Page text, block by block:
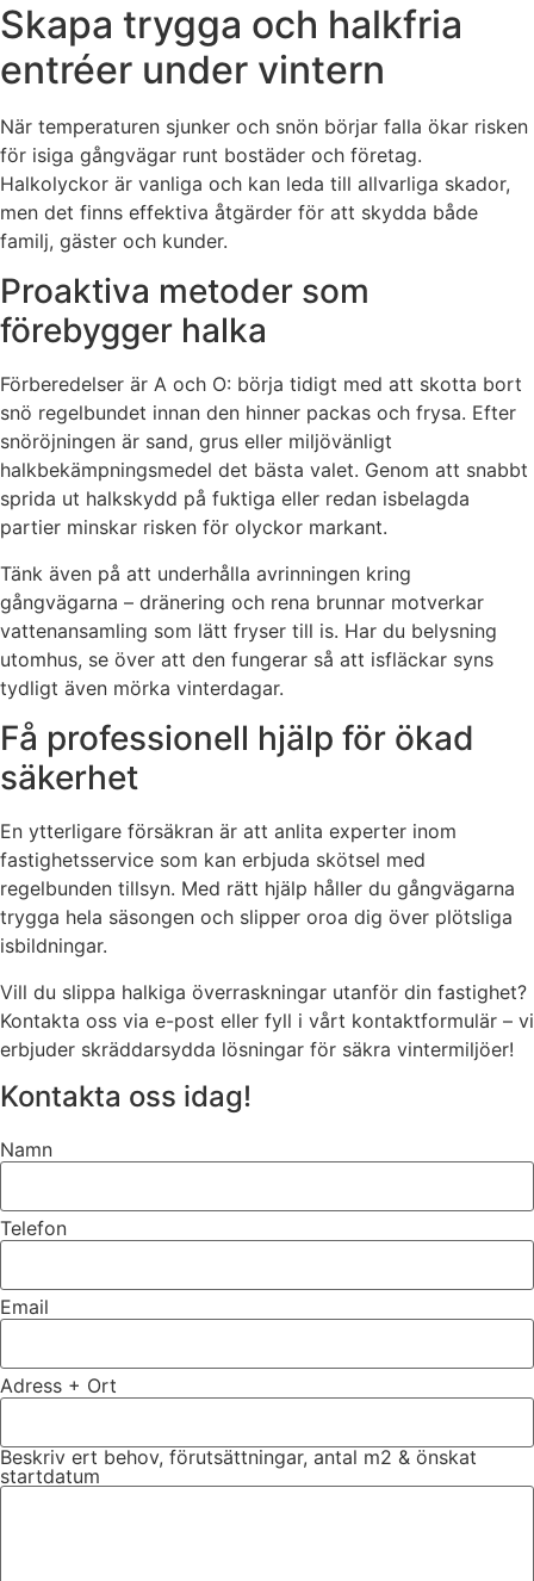
Skapa trygga och halkfria
entréer under vintern
När temperaturen sjunker och snön börjar falla ökar risken
för isiga gångvägar runt bostäder och företag.
Halkolyckor är vanliga och kan leda till allvarliga skador,
men det finns effektiva åtgärder för att skydda både
familj, gäster och kunder.
Proaktiva metoder som
förebygger halka
Förberedelser är A och O: börja tidigt med att skotta bort
snö regelbundet innan den hinner packas och frysa. Efter
snöröjningen är sand, grus eller miljövänligt
halkbekämpningsmedel det bästa valet. Genom att snabbt
sprida ut halkskydd på fuktiga eller redan isbelagda
partier minskar risken för olyckor markant.
Tänk även på att underhålla avrinningen kring
gångvägarna – dränering och rena brunnar motverkar
vattenansamling som lätt fryser till is. Har du belysning
utomhus, se över att den fungerar så att isfläckar syns
tydligt även mörka vinterdagar.
Få professionell hjälp för ökad
säkerhet
En ytterligare försäkran är att anlita experter inom
fastighetsservice som kan erbjuda skötsel med
regelbunden tillsyn. Med rätt hjälp håller du gångvägarna
trygga hela säsongen och slipper oroa dig över plötsliga
isbildningar.
Vill du slippa halkiga överraskningar utanför din fastighet?
Kontakta oss via e-post eller fyll i vårt kontaktformulär – vi
erbjuder skräddarsydda lösningar för säkra vintermiljöer!
Kontakta oss idag!
Namn
Telefon
Email
Adress + Ort
Beskriv ert behov, förutsättningar, antal m2 & önskat
startdatum